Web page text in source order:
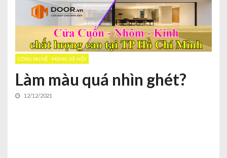
CÔNG NGHỆ - MẠNG XÃ HỘI
Làm màu quá nhìn ghét?
12/12/2021